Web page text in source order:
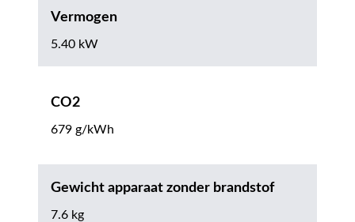
Vermogen
5.40 kW
CO2
679 g/kWh
Gewicht apparaat zonder brandstof
7.6 kg